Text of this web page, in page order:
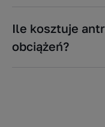
Ile kosztuje
obciążeń?